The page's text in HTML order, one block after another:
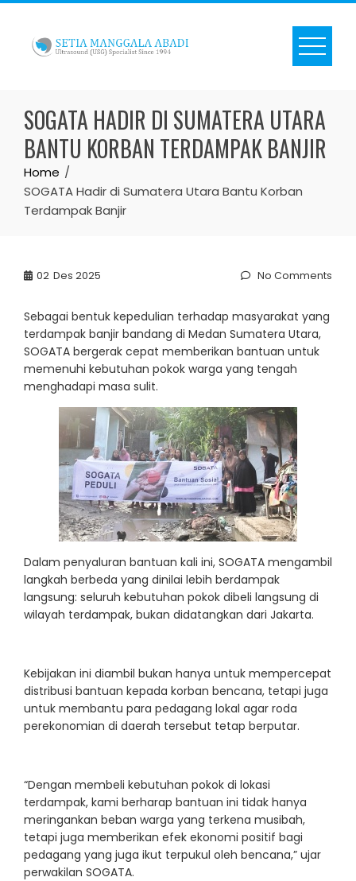
Skip
content
SOGATA HADIR DI SUMATERA UTARA
BANTU KORBAN TERDAMPAK BANJIR
Home
SOGATA Hadir di Sumatera Utara Bantu Korban
Terdampak Banjir
02 Des 2025 No Comments
Sebagai bentuk kepedulian terhadap masyarakat yang
terdampak banjir bandang di Medan Sumatera Utara,
SOGATA bergerak cepat memberikan bantuan untuk
memenuhi kebutuhan pokok warga yang tengah
menghadapi masa sulit.
Dalam penyaluran bantuan kali ini, SOGATA mengambil
langkah berbeda yang dinilai lebih berdampak
langsung: seluruh kebutuhan pokok dibeli langsung di
wilayah terdampak, bukan didatangkan dari Jakarta.
Kebijakan ini diambil bukan hanya untuk mempercepat
distribusi bantuan kepada korban bencana, tetapi juga
untuk membantu para pedagang lokal agar roda
perekonomian di daerah tersebut tetap berputar.
“Dengan membeli kebutuhan pokok di lokasi
terdampak, kami berharap bantuan ini tidak hanya
meringankan beban warga yang terkena musibah,
tetapi juga memberikan efek ekonomi positif bagi
pedagang yang juga ikut terpukul oleh bencana,” ujar
perwakilan SOGATA.